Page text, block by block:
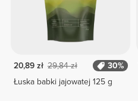
20,89 zł 29,84 zł
30%
Łuska babki jajowatej 125 g